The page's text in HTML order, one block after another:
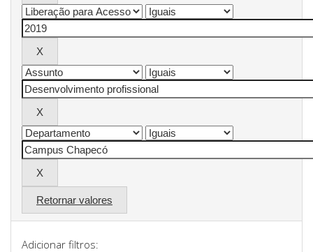
Retornar valores
Adicionar filtros: